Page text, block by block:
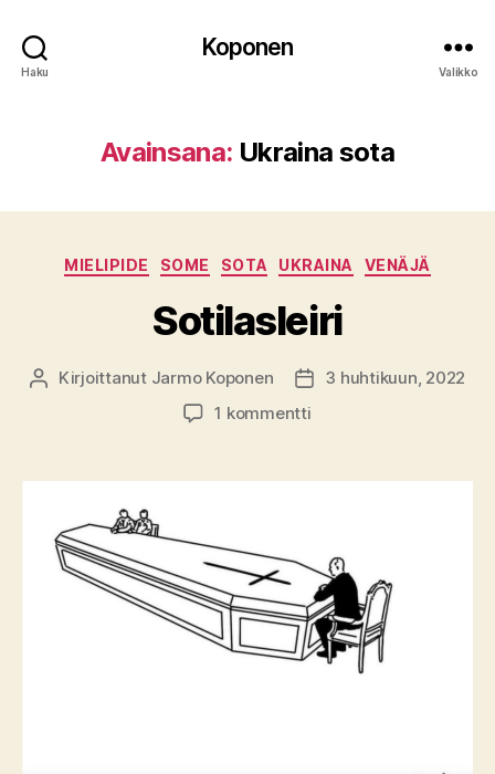
Haku
Koponen
Valikko
Avainsana: Ukraina sota
Kategoriat
MIELIPIDE SOME SOTA UKRAINA VENÄJÄ
Sotilasleiri
Kirjoittaja
Kirjoittanut Jarmo Koponen Julkaisupäivämäärä
3 huhtikuun, 2022
1 kommenttiartikkeliin